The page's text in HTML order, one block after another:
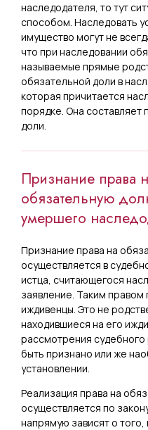
наследодателя, то тут
способом. Наследовать
имущество могут не
что при наследовании
называемые прямые
обязательной доли в
которая причитается
порядке. Она составляет
доли.
Признание права
обязательную
умершего
Признание права на
осуществляется в
истца, считающегося
заявление. Таким правом
иждивенцы. Это не
находившиеся на его
рассмотрения
быть признано или же
установлении.
Реализация права на
осуществляется по
напрямую зависят о